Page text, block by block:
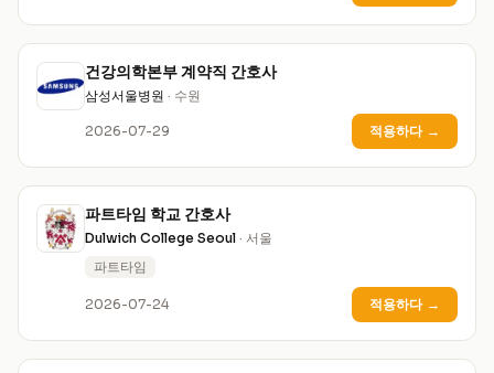
건강의학본부 계약직 간호사
삼성서울병원 · 수원
2026-07-29 적용하다 →
파트타임 학교 간호사
Dulwich College Seoul · 서울
파트타임
2026-07-24 적용하다 →